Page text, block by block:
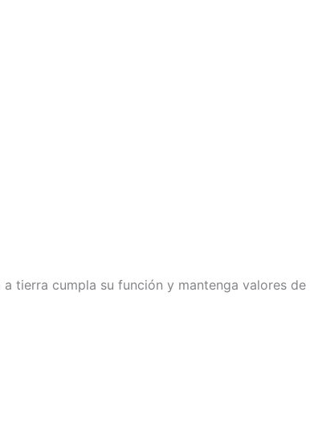
tierra cumpla su función y mantenga valores